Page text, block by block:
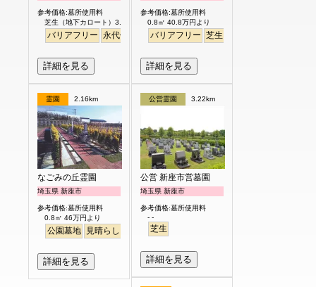
参考価格:墓所使用料
芝生（地下カロート）3.0㎡ 122.8万円より
バリアフリー 永代供養
詳細を見る
参考価格:墓所使用料
0.8㎡ 40.8万円より
バリアフリー 芝生
詳細を見る
霊園 2.16km
なごみの丘霊園
埼玉県 新座市
参考価格:墓所使用料
0.8㎡ 46万円より
公園墓地 見晴らし・眺望 バリアフリー
詳細を見る
公営霊園 3.22km
公営 新座市営墓園
埼玉県 新座市
参考価格:墓所使用料
- -
芝生
詳細を見る